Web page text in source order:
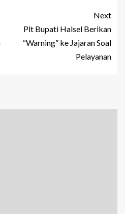
Next
Plt Bupati Halsel Berikan
“Warning” ke Jajaran Soal
Pelayanan